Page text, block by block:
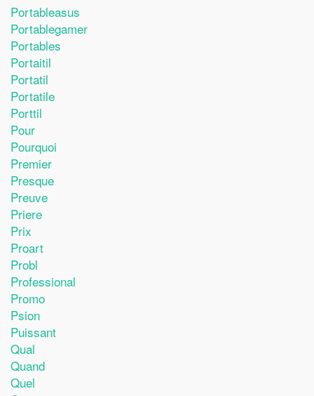
Portableasus
Portablegamer
Portables
Portaitil
Portatil
Portatile
Porttil
Pour
Pourquoi
Premier
Presque
Preuve
Priere
Prix
Proart
Probl
Professional
Promo
Psion
Puissant
Qual
Quand
Quel